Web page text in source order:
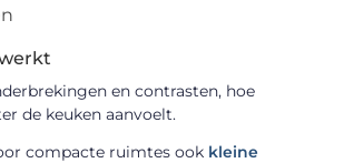
en contrasten, hoe
de keuken aanvoelt.
compacte ruimtes ook kleine